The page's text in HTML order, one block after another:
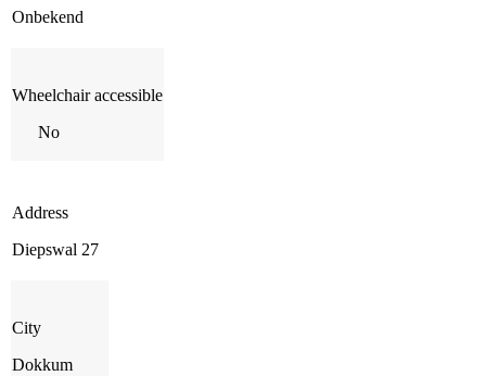
Onbekend
Wheelchair accessible
No
Address
Diepswal 27
City
Dokkum